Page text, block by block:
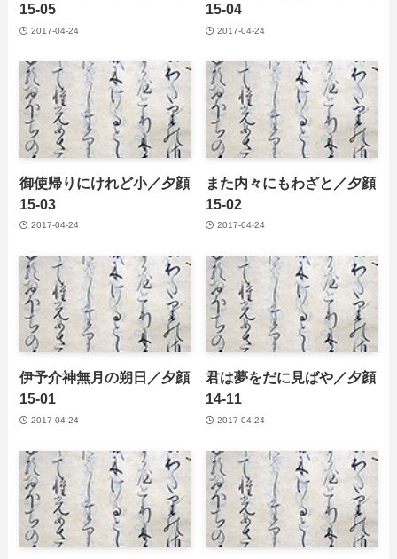
15-05
2017-04-24
15-04
2017-04-24
御使帰りにけれど小／夕顔
15-03
2017-04-24
また内々にもわざと／夕顔
15-02
2017-04-24
伊予介神無月の朔日／夕顔
15-01
2017-04-24
君は夢をだに見ばや／夕顔
14-11
2017-04-24